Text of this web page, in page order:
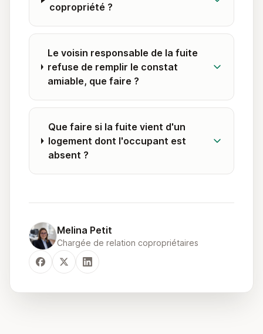
copropriété ?
Le voisin responsable de la fuite
refuse de remplir le constat
amiable, que faire ?
Que faire si la fuite vient d'un
logement dont l'occupant est
absent ?
Melina Petit
Chargée de relation copropriétaires